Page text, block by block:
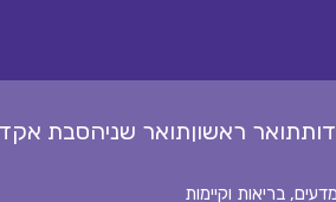
תואר ראשוןתואר שניהסבת
בריאות וקיימות